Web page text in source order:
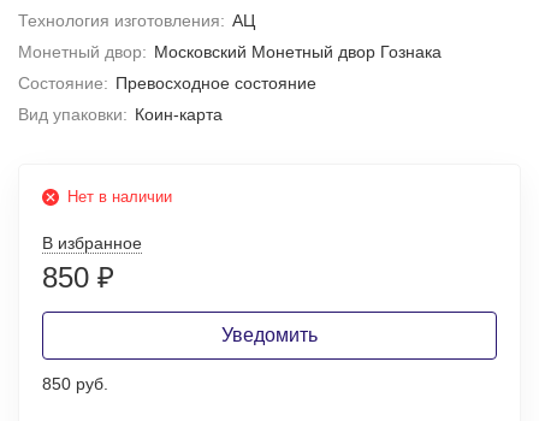
Технология изготовления: АЦ
Монетный двор: Московский Монетный двор Гознака
Состояние: Превосходное состояние
Вид упаковки: Коин-карта
Нет в наличии
В избранное
850 ₽
Уведомить
850 руб.